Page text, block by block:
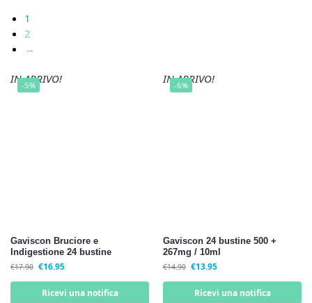
1
2
→
-5%
IN ARRIVO!
Gaviscon Bruciore e
Indigestione 24 bustine
€17.90 €16.95
Ricevi una notifica
-6%
IN ARRIVO!
Gaviscon 24 bustine 500 +
267mg / 10ml
€14.90 €13.95
Ricevi una notifica